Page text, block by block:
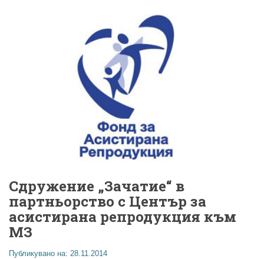
Сдружение „Зачатие“ в
партньорство с Център за
асистирана репродукция към
МЗ
Публикувано на: 28.11.2014